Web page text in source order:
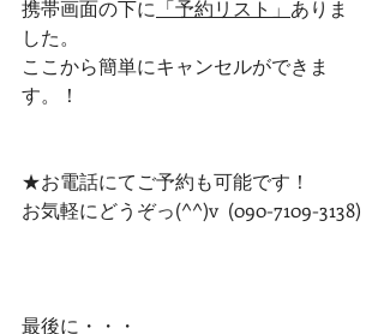
携帯画面の下に 「予約リスト」 ありま
した。
ここから簡単にキャンセルができま
す。！
★お電話にてご予約も可能です！
お気軽にどうぞっ(^^)v  (090-7109-3138)
最後に・・・